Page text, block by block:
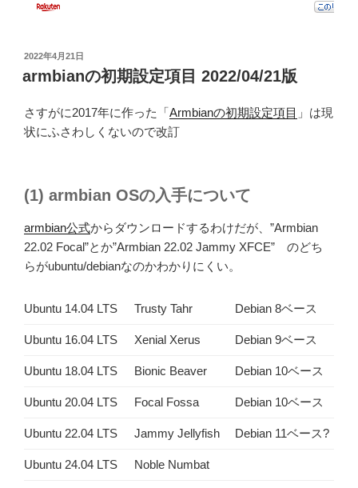
投
日:
2022年4月21日
armbianの初期設定項目 2022/04/21版
さすがに2017年に作った「Armbianの初期設定項目 」は現
状にふさわしくないので改訂
(1) armbian OSの入手について
armbian公式からダウンロードするわけだが、”Armbian
22.02 Focal”とか”Armbian 22.02 Jammy XFCE” のどち
らがubuntu/debianなのかわかりにくい。
Ubuntu 14.04 LTS Trusty Tahr Debian 8ベース
Ubuntu 16.04 LTS Xenial Xerus Debian 9ベース
Ubuntu 18.04 LTS Bionic Beaver Debian 10ベース
Ubuntu 20.04 LTS Focal Fossa Debian 10ベース
Ubuntu 22.04 LTS Jammy Jellyfish Debian 11ベース?
Ubuntu 24.04 LTS Noble Numbat